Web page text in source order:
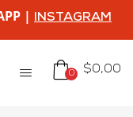
| INSTAGRAM
0 $0,00